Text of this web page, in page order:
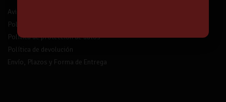
Aviso legal
Política de privacidad
Política de protección de datos
Política de devolución
Envío, Plazos y Forma de Entrega